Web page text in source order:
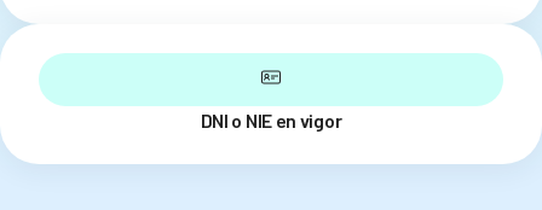
DNI o NIE en vigor